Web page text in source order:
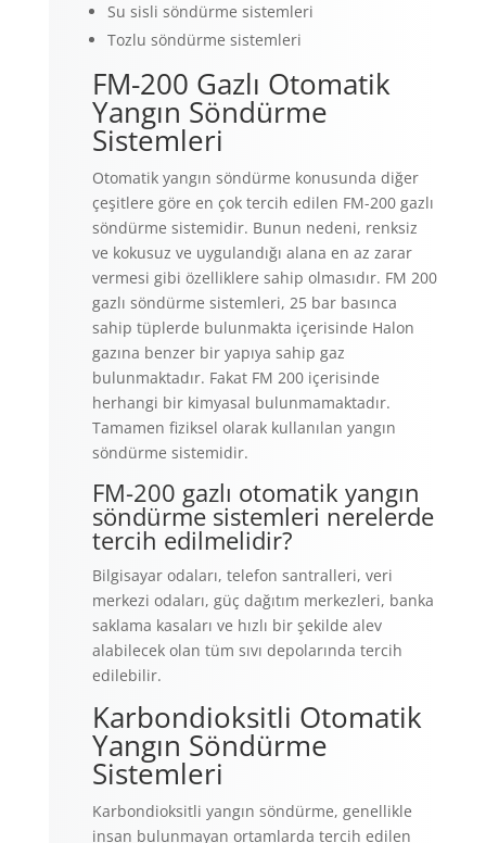
Su sisli söndürme sistemleri
Tozlu söndürme sistemleri
FM-200 Gazlı Otomatik
Yangın Söndürme
Sistemleri
Otomatik yangın söndürme konusunda diğer
çeşitlere göre en çok tercih edilen FM-200 gazlı
söndürme sistemidir. Bunun nedeni, renksiz
ve kokusuz ve uygulandığı alana en az zarar
vermesi gibi özelliklere sahip olmasıdır. FM 200
gazlı söndürme sistemleri, 25 bar basınca
sahip tüplerde bulunmakta içerisinde Halon
gazına benzer bir yapıya sahip gaz
bulunmaktadır. Fakat FM 200 içerisinde
herhangi bir kimyasal bulunmamaktadır.
Tamamen fiziksel olarak kullanılan yangın
söndürme sistemidir.
FM-200 gazlı otomatik yangın
söndürme sistemleri nerelerde
tercih edilmelidir?
Bilgisayar odaları, telefon santralleri, veri
merkezi odaları, güç dağıtım merkezleri, banka
saklama kasaları ve hızlı bir şekilde alev
alabilecek olan tüm sıvı depolarında tercih
edilebilir.
Karbondioksitli Otomatik
Yangın Söndürme
Sistemleri
Karbondioksitli yangın söndürme, genellikle
insan bulunmayan ortamlarda tercih edilen